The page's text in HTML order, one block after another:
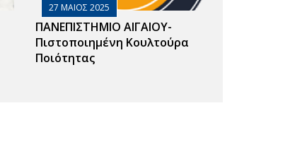
27 ΜΑΙΟΣ 2025
ΠΑΝΕΠΙΣΤΗΜΙΟ ΑΙΓΑΙΟΥ-
Πιστοποιημένη Κουλτούρα
Ποιότητας